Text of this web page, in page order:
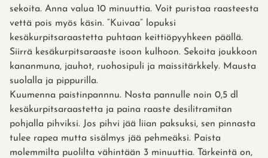
sekoita. Anna valua 10 minuuttia. Voit puristaa raasteesta
vettä pois myös käsin. “Kuivaa” lopuksi
kesäkurpitsaraastetta puhtaan keittiöpyyhkeen päällä.
Siirrä kesäkurpitsaraaste isoon kulhoon. Sekoita joukkoon
kananmuna, jauhot, ruohosipuli ja maissitärkkely. Mausta
suolalla ja pippurilla.
Kuumenna paistinpannnu. Nosta pannulle noin 0,5 dl
kesäkurpitsaraastetta ja paina raaste desilitramitan
pohjalla pihviksi. Jos pihvi jää liian paksuksi, sen pinnasta
tulee rapea mutta sisälmys jää pehmeäksi. Paista
molemmilta puolilta vähintään 3 minuuttia. Tärkeintä on,